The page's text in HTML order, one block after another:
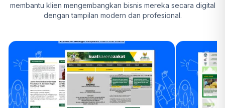
membantu klien mengembangkan bisnis mereka secara digital
dengan tampilan modern dan profesional.